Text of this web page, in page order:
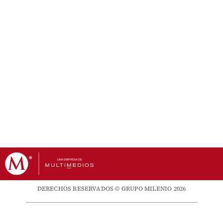
DERECHOS RESERVADOS © GRUPO MILENIO 2026